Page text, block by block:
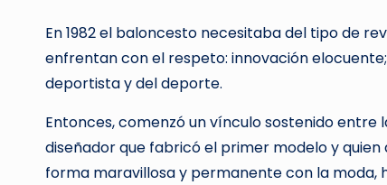
En 1982 el baloncesto necesitaba del tipo de
enfrentan con el respeto: innovación
deportista y del deporte.
Entonces, comenzó un vínculo sostenido entre
diseñador que fabricó el primer modelo y
forma maravillosa y permanente con la moda,